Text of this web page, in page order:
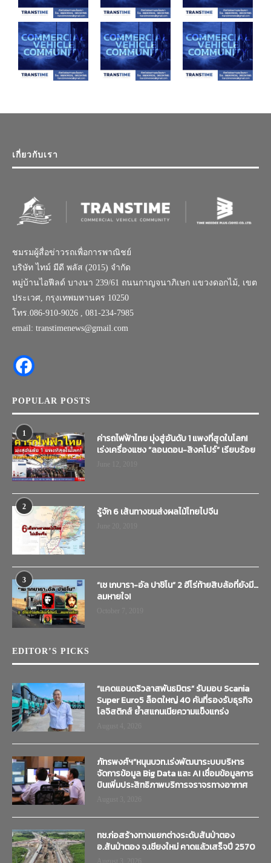
เกี่ยวกับเรา
ชมรมผู้สื่อข่าวรถเพื่อการพาณิชย์
บริษัท ไทม์ มีดี พลัส (2015) จำกัด
หมู่บ้านไอฟีลด์ บางนา 239/61 ถนนกาญจนาภิเษก แขวงดอกไม้, เขต
ประเวศ, กรุงเทพมหานคร 10250
โทร.086-910-9026 , 081-234-7985
email: transtimenews@gmail.com
POPULAR POSTS
1
ค่ารถไฟฟ้าไทย มุ่งสู่อันดับ 1 แพงที่สุดในโลก!
เร่งเครื่องแซง “ลอนดอน-สิงคโปร์” เรียบร้อย
2 รู้จัก 6 เส้นทางขนส่งผลไม้ไทยไปจีน
3
“เช เกบารา-อัล ปาชิโน” 2 ฮีโร่ท้ายสิบล้อที่ยังมี…
ลมหายใจ!
EDITOR’S PICKS
“แคดแอนดริวลาสพันธมิตร” รับมอบ Scania
Super Euro5 ล็อตใหญ่ 40 คันที่รองรับธุรกิจ
โลจิสติกส์ ย้ำสแกนเนียความแข็งแกร่ง
ภัทรพงศ์ฯ”หนุนบวท.เร่งพัฒนาระบบบริหาร
จัดการข้อมูล Big Data และ AI เชื่อมข้อมูลการ
บินเพิ่มประสิทธิภาพบริการจราจรทางอากาศ
ทช.ก่อสร้างทางแยกต่างระดับสันป่าตอง
อ.สันป่าตอง จ.เชียงใหม่ คาดแล้วเสร็จปี 2570